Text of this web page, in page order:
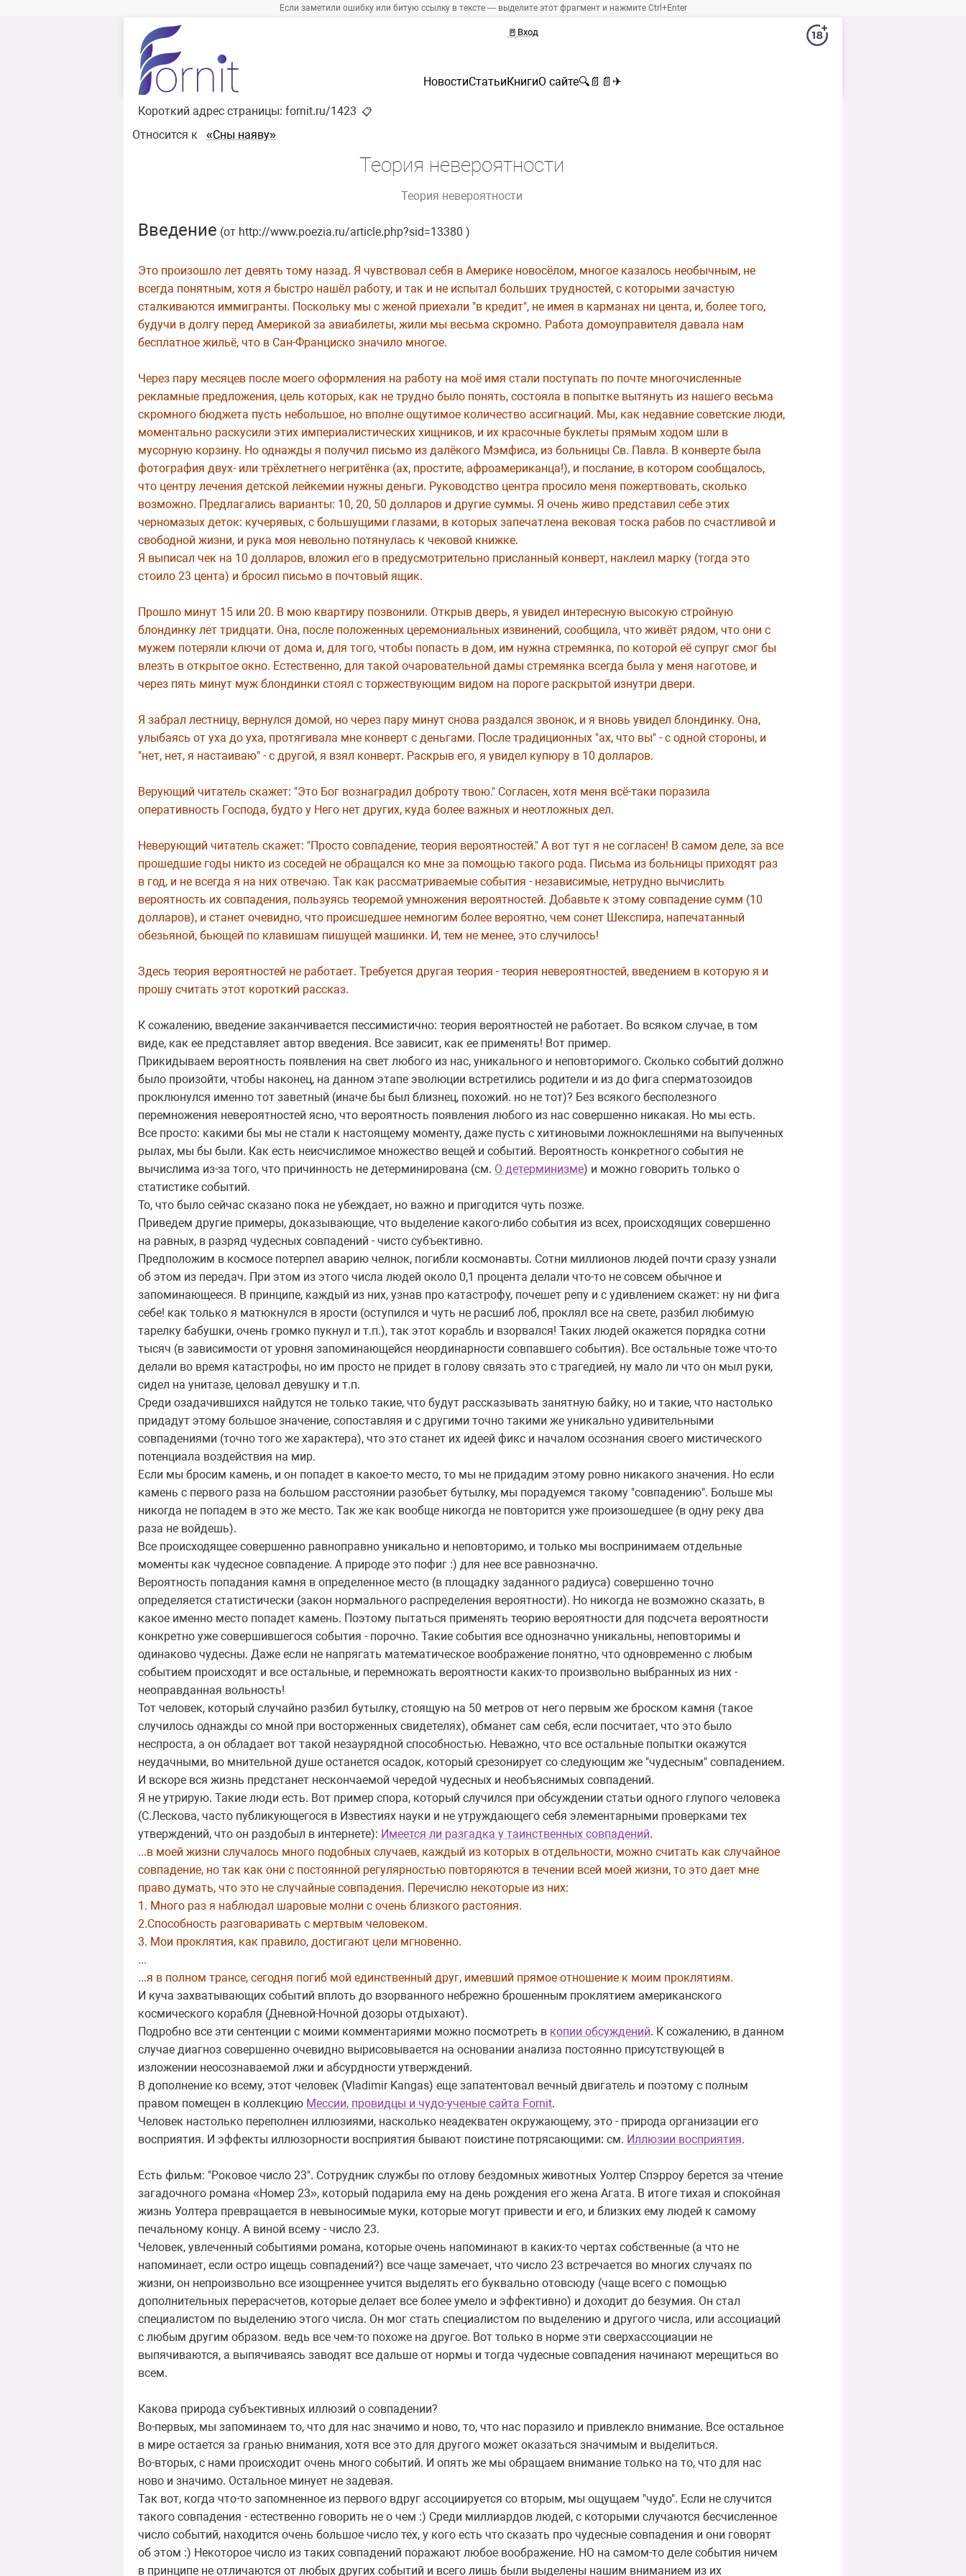
Если заметили ошибку или битую ссылку в тексте — выделите этот фрагмент и нажмите Ctrl+Enter
🚪 Вход
НовостиСтатьиКнигиО сайте🔍 📄 📄 ✈
Короткий адрес страницы: fornit.ru/1423 📋
Относится к «Сны наяву»
Теория невероятности
Теория невероятности
Введение (от http://www.poezia.ru/article.php?sid=13380 )
Это произошло лет девять тому назад. Я чувствовал себя в Америке новосёлом, многое казалось необычным, не
всегда понятным, хотя я быстро нашёл работу, и так и не испытал больших трудностей, с которыми зачастую
сталкиваются иммигранты. Поскольку мы с женой приехали "в кредит", не имея в карманах ни цента, и, более того,
будучи в долгу перед Америкой за авиабилеты, жили мы весьма скромно. Работа домоуправителя давала нам
бесплатное жильё, что в Сан-Франциско значило многое.
Через пару месяцев после моего оформления на работу на моё имя стали поступать по почте многочисленные
рекламные предложения, цель которых, как не трудно было понять, состояла в попытке вытянуть из нашего весьма
скромного бюджета пусть небольшое, но вполне ощутимое количество ассигнаций. Мы, как недавние советские люди,
моментально раскусили этих империалистических хищников, и их красочные буклеты прямым ходом шли в
мусорную корзину. Но однажды я получил письмо из далёкого Мэмфиса, из больницы Св. Павла. В конверте была
фотография двух- или трёхлетнего негритёнка (ах, простите, афроамериканца!), и послание, в котором сообщалось,
что центру лечения детской лейкемии нужны деньги. Руководство центра просило меня пожертвовать, сколько
возможно. Предлагались варианты: 10, 20, 50 долларов и другие суммы. Я очень живо представил себе этих
черномазых деток: кучерявых, с большущими глазами, в которых запечатлена вековая тоска рабов по счастливой и
свободной жизни, и рука моя невольно потянулась к чековой книжке.
Я выписал чек на 10 долларов, вложил его в предусмотрительно присланный конверт, наклеил марку (тогда это
стоило 23 цента) и бросил письмо в почтовый ящик.
Прошло минут 15 или 20. В мою квартиру позвонили. Открыв дверь, я увидел интересную высокую стройную
блондинку лет тридцати. Она, после положенных церемониальных извинений, сообщила, что живёт рядом, что они с
мужем потеряли ключи от дома и, для того, чтобы попасть в дом, им нужна стремянка, по которой её супруг смог бы
влезть в открытое окно. Естественно, для такой очаровательной дамы стремянка всегда была у меня наготове, и
через пять минут муж блондинки стоял с торжествующим видом на пороге раскрытой изнутри двери.
Я забрал лестницу, вернулся домой, но через пару минут снова раздался звонок, и я вновь увидел блондинку. Она,
улыбаясь от уха до уха, протягивала мне конверт с деньгами. После традиционных "ах, что вы" - с одной стороны, и
"нет, нет, я настаиваю" - с другой, я взял конверт. Раскрыв его, я увидел купюру в 10 долларов.
Верующий читатель скажет: "Это Бог вознаградил доброту твою." Согласен, хотя меня всё-таки поразила
оперативность Господа, будто у Него нет других, куда более важных и неотложных дел.
Неверующий читатель скажет: "Просто совпадение, теория вероятностей." А вот тут я не согласен! В самом деле, за все
прошедшие годы никто из соседей не обращался ко мне за помощью такого рода. Письма из больницы приходят раз
в год, и не всегда я на них отвечаю. Так как рассматриваемые события - независимые, нетрудно вычислить
вероятность их совпадения, пользуясь теоремой умножения вероятностей. Добавьте к этому совпадение сумм (10
долларов), и станет очевидно, что проиcшедшее немногим более вероятно, чем сонет Шекспира, напечатанный
обезьяной, бьющей по клавишам пишущей машинки. И, тем не менее, это случилось!
Здесь теория вероятностей не работает. Требуется другая теория - теория невероятностей, введением в которую я и
прошу считать этот короткий рассказ.
К сожалению, введение заканчивается пессимистично: теория вероятностей не работает. Во всяком случае, в том
виде, как ее представляет автор введения. Все зависит, как ее применять! Вот пример.
Прикидываем вероятность появления на свет любого из нас, уникального и неповторимого. Сколько событий должно
было произойти, чтобы наконец, на данном этапе эволюции встретились родители и из до фига сперматозоидов
проклюнулся именно тот заветный (иначе бы был близнец, похожий. но не тот)? Без всякого бесполезного
перемножения невероятностей ясно, что вероятность появления любого из нас совершенно никакая. Но мы есть.
Все просто: какими бы мы не стали к настоящему моменту, даже пусть с хитиновыми ложноклешнями на выпученных
рылах, мы бы были. Как есть неисчислимое множество вещей и событий. Вероятность конкретного события не
вычислима из-за того, что причинность не детерминирована (см. О детерминизме) и можно говорить только о
статистике событий.
То, что было сейчас сказано пока не убеждает, но важно и пригодится чуть позже.
Приведем другие примеры, доказывающие, что выделение какого-либо события из всех, происходящих совершенно
на равных, в разряд чудесных совпадений - чисто субъективно.
Предположим в космосе потерпел аварию челнок, погибли космонавты. Сотни миллионов людей почти сразу узнали
об этом из передач. При этом из этого числа людей около 0,1 процента делали что-то не совсем обычное и
запоминающееся. В принципе, каждый из них, узнав про катастрофу, почешет репу и с удивлением скажет: ну ни фига
себе! как только я матюкнулся в ярости (оступился и чуть не расшиб лоб, проклял все на свете, разбил любимую
тарелку бабушки, очень громко пукнул и т.п.), так этот корабль и взорвался! Таких людей окажется порядка сотни
тысяч (в зависимости от уровня запоминающейся неординарности совпавшего события). Все остальные тоже что-то
делали во время катастрофы, но им просто не придет в голову связать это с трагедией, ну мало ли что он мыл руки,
сидел на унитазе, целовал девушку и т.п.
Среди озадачившихся найдутся не только такие, что будут рассказывать занятную байку, но и такие, что настолько
придадут этому большое значение, сопоставляя и с другими точно такими же уникально удивительными
совпадениями (точно того же характера), что это станет их идеей фикс и началом осознания своего мистического
потенциала воздействия на мир.
Если мы бросим камень, и он попадет в какое-то место, то мы не придадим этому ровно никакого значения. Но если
камень с первого раза на большом расстоянии разобьет бутылку, мы порадуемся такому "совпадению". Больше мы
никогда не попадем в это же место. Так же как вообще никогда не повторится уже произошедшее (в одну реку два
раза не войдешь).
Все происходящее совершенно равноправно уникально и неповторимо, и только мы воспринимаем отдельные
моменты как чудесное совпадение. А природе это пофиг :) для нее все равнозначно.
Вероятность попадания камня в определенное место (в площадку заданного радиуса) совершенно точно
определяется статистически (закон нормального распределения вероятности). Но никогда не возможно сказать, в
какое именно место попадет камень. Поэтому пытаться применять теорию вероятности для подсчета вероятности
конкретно уже совершившегося события - порочно. Такие события все однозначно уникальны, неповторимы и
одинаково чудесны. Даже если не напрягать математическое воображение понятно, что одновременно с любым
событием происходят и все остальные, и перемножать вероятности каких-то произвольно выбранных из них -
неоправданная вольность!
Тот человек, который случайно разбил бутылку, стоящую на 50 метров от него первым же броском камня (такое
случилось однажды со мной при восторженных свидетелях), обманет сам себя, если посчитает, что это было
неспроста, а он обладает вот такой незаурядной способностью. Неважно, что все остальные попытки окажутся
неудачными, во мнительной душе останется осадок, который срезонирует со следующим же "чудесным" совпадением.
И вскоре вся жизнь предстанет нескончаемой чередой чудесных и необъяснимых совпадений.
Я не утрирую. Такие люди есть. Вот пример спора, который случился при обсуждении статьи одного глупого человека
(С.Лескова, часто публикующегося в Известиях науки и не утруждающего себя элементарными проверками тех
утверждений, что он раздобыл в интернете): Имеется ли разгадка у таинственных совпадений.
...в моей жизни случалось много подобных случаев, каждый из которых в отдельности, можно считать как случайное
совпадение, но так как они с постоянной регулярностью повторяются в течении всей моей жизни, то это дает мне
право думать, что это не случайные совпадения. Перечислю некоторые из них:
1. Много раз я наблюдал шаровые молни с очень близкого растояния.
2.Способность разговаривать с мертвым человеком.
3. Мои проклятия, как правило, достигают цели мгновенно.
...
...я в полном трансе, сегодня погиб мой единственный друг, имевший прямое отношение к моим проклятиям.
И куча захватывающих событий вплоть до взорванного небрежно брошенным проклятием американского
космического корабля (Дневной-Ночной дозоры отдыхают).
Подробно все эти сентенции с моими комментариями можно посмотреть в копии обсуждений. К сожалению, в данном
случае диагноз совершенно очевидно вырисовывается на основании анализа постоянно присутствующей в
изложении неосознаваемой лжи и абсурдности утверждений.
В дополнение ко всему, этот человек (Vladimir Kangas) еще запатентовал вечный двигатель и поэтому с полным
правом помещен в коллекцию Мессии, провидцы и чудо-ученые сайта Fornit.
Человек настолько переполнен иллюзиями, насколько неадекватен окружающему, это - природа организации его
восприятия. И эффекты иллюзорности восприятия бывают поистине потрясающими: см. Иллюзии восприятия.
Есть фильм: "Роковое число 23". Сотрудник службы по отлову бездомных животных Уолтер Спэрроу берется за чтение
загадочного романа «Номер 23», который подарила ему на день рождения его жена Агата. В итоге тихая и спокойная
жизнь Уолтера превращается в невыносимые муки, которые могут привести и его, и близких ему людей к самому
печальному концу. А виной всему - число 23.
Человек, увлеченный событиями романа, которые очень напоминают в каких-то чертах собственные (а что не
напоминает, если остро ищещь совпадений?) все чаще замечает, что число 23 встречается во многих случаях по
жизни, он непроизвольно все изощреннее учится выделять его буквально отовсюду (чаще всего с помощью
дополнительных перерасчетов, которые делает все более умело и эффективно) и доходит до безумия. Он стал
специалистом по выделению этого числа. Он мог стать специалистом по выделению и другого числа, или ассоциаций
с любым другим образом. ведь все чем-то похоже на другое. Вот только в норме эти сверхассоциации не
выпячиваются, а выпячиваясь заводят все дальше от нормы и тогда чудесные совпадения начинают мерещиться во
всем.
Какова природа субъективных иллюзий о совпадении?
Во-первых, мы запоминаем то, что для нас значимо и ново, то, что нас поразило и привлекло внимание. Все остальное
в мире остается за гранью внимания, хотя все это для другого может оказаться значимым и выделиться.
Во-вторых, с нами происходит очень много событий. И опять же мы обращаем внимание только на то, что для нас
ново и значимо. Остальное минует не задевая.
Так вот, когда что-то запомненное из первого вдруг ассоциируется со вторым, мы ощущаем "чудо". Если не случится
такого совпадения - естественно говорить не о чем :) Среди миллиардов людей, с которыми случаются бесчисленное
число событий, находится очень большое число тех, у кого есть что сказать про чудесные совпадения и они говорят
об этом :) Некоторое число из таких совпадений поражают любое воображение. НО на самом-то деле события ничем
в принципе не отличаются от любых других событий и всего лишь были выделены нашим вниманием из их